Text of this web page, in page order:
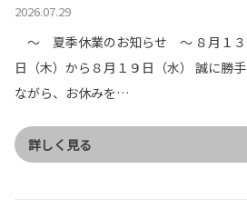
2026.07.29
～ 夏季休業のお知らせ ～ ８月１３
日（木）から８月１９日（水） 誠に勝手
ながら、お休みを…
詳しく見る